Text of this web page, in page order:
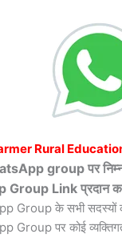
Rural
group पर
Group Link प्रदान
Group के सभी सदस्यों
Group पर कोई